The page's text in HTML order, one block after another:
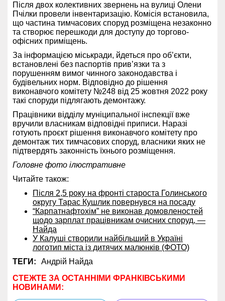
Після двох колективних звернень на вулиці Олени
Пчілки провели інвентаризацію. Комісія встановила,
що частина тимчасових споруд розміщена незаконно
та створює перешкоди для доступу до торгово-
офісних приміщень.
За інформацією міськради, йдеться про об’єкти,
встановлені без паспортів прив’язки та з
порушенням вимог чинного законодавства і
будівельних норм. Відповідно до рішення
виконавчого комітету №248 від 25 жовтня 2022 року
такі споруди підлягають демонтажу.
Працівники відділу муніципальної інспекції вже
вручили власникам відповідні приписи. Наразі
готують проєкт рішення виконавчого комітету про
демонтаж тих тимчасових споруд, власники яких не
підтвердять законність їхнього розміщення.
Головне фото ілюстративне
Читайте також:
Після 2,5 року на фронті староста Голинського
округу Тарас Кушлик повернувся на посаду
“Карпатнафтохім” не виконав домовленостей
щодо зарплат працівникам очисних споруд, —
Найда
У Калуші створили найбільший в Україні
логотип міста із дитячих малюнків (ФОТО)
ТЕГИ:
Андрій Найда
СТЕЖТЕ ЗА ОСТАННІМИ ФРАНКІВСЬКИМИ
НОВИНАМИ: